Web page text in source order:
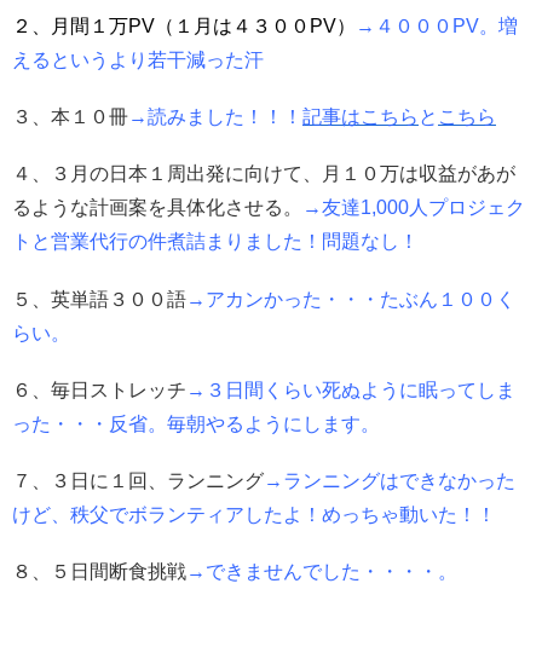
２、月間１万PV（１月は４３００PV）
→４０００PV。増
えるというより若干減った汗
３、本１０冊→読みました！！！ 記事はこちら と こちら
４、３月の日本１周出発に向けて、月１０万は収益があが
るような計画案を具体化させる。
→友達1,000人プロジェク
トと営業代行の件煮詰まりました！問題なし！
５、英単語３００語→アカンかった・・・たぶん１００く
らい。
６、毎日ストレッチ →３日間くらい死ぬように眠ってしま
った・・・反省。毎朝やるようにします。
７、３日に１回、ランニング→ランニングはできなかった
けど、秩父でボランティアしたよ！めっちゃ動いた！！
８、５日間断食挑戦→できませんでした・・・・。